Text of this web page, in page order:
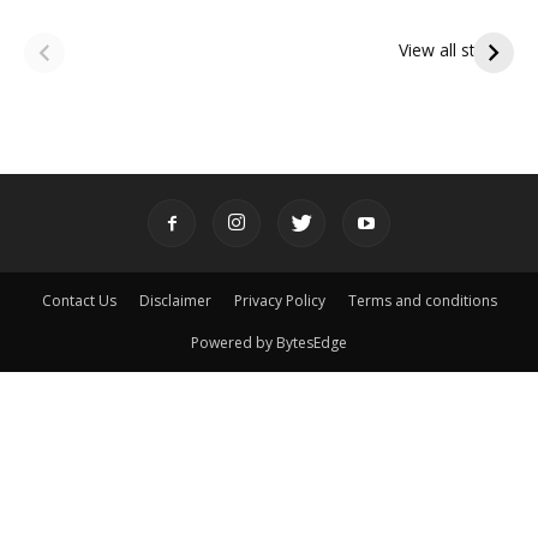
View all stories
పితృదేవతల ఆశీర్వాదం
ఇంద్రకీలాద్రి గిరి ప్రదక్షిణ
Contact Us Disclaimer Privacy Policy Terms and conditions
Powered by BytesEdge